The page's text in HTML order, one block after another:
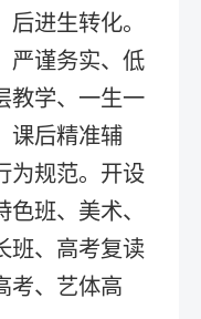
进生转化。
严谨务实、低
教学、一生一
课后精准辅
为规范。开设
班、美术、
班、高考复读
考、艺体高